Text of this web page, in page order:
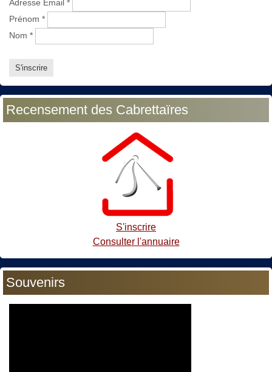
Adresse Email *
Prénom *
Nom *
Recensement des Cabrettaïres
S'inscrire
Consulter l'annuaire
Souvenirs